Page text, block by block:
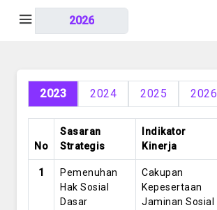
2023 2024 2025 2026
No
Sasaran
Strategis
Indikator
Kinerja
1
Pemenuhan
Hak Sosial
Dasar
Cakupan
Kepesertaan
Jaminan Sosial